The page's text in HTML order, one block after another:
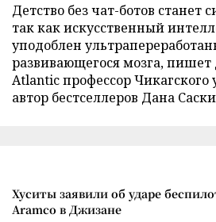
Детство без чат-ботов станет
так как искусственный
уподоблен
развивающегося мозга,
Atlantic профессор Чикагского
автор бестселлеров Дана
Хуситы заявили об ударе
Aramco в Джизане